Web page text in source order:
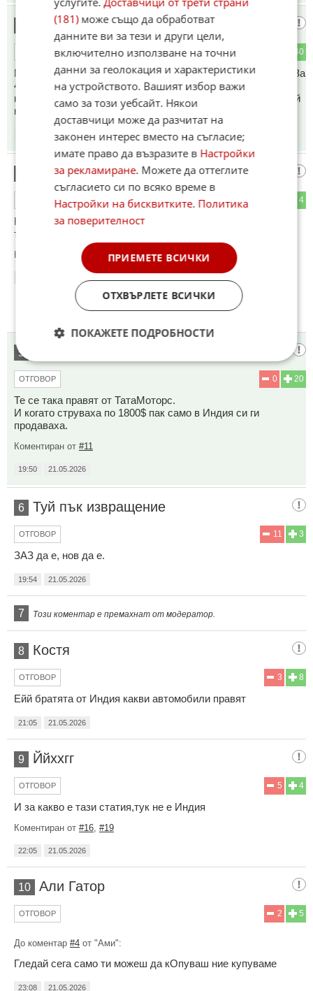
Пич
40
ОТГОВОР
Може би да не е нищо особено, но пък е много смислено! За
4000 евро ще ти осигурява придвижване няколко години, а
като гръмне двигателят хвърляй без да поправяш и вземай
нова!!!
21.05.2026
Ами
4
ОТГОВОР
Копеите да копуват новички Тати ,все пак не са дялани с
теслата
Коментиран от #10
5
20
0
ОТГОВОР
Те се така правят от ТатаМоторс.
И когато струваха по 1800$ пак само в Индия си ги
продаваха.
Коментиран от #11
19:50 21.05.2026
6 Туй пък извращение
3
11
ОТГОВОР
ЗАЗ да е, нов да е.
19:54 21.05.2026
7 Този коментар е премахнат от модератор.
8 Костя
8
3
ОТГОВОР
Ейй братята от Индия какви автомобили правят
21:05 21.05.2026
9 Ййххгг
4
5
ОТГОВОР
И за какво е тази статия,тук не е Индия
Коментиран от #16 #19
22:05 21.05.2026
10 Али Гатор
5
2
ОТГОВОР
До коментар #4 от "Ами":
Гледай сега само ти можеш да кОпуваш ние купуваме
23:08 21.05.2026
(181)може също да обработват
данните ви за тези и други цели,
включително използване на точни
данни за геолокация и характеристики
на устройството. Вашият избор важи
само за този уебсайт. Някои
доставчици може да разчитат на
законен интерес вместо на съгласие;
имате право да възразите в Настройки
за рекламиране. Можете да оттеглите
съгласието си по всяко време в
Настройки на бисквитките. Политика
за поверителност
ПРИЕМЕТЕ ВСИЧКИ
ОТХВЪРЛЕТЕ ВСИЧКИ
ПОКАЖЕТЕ ПОДРОБНОСТИ